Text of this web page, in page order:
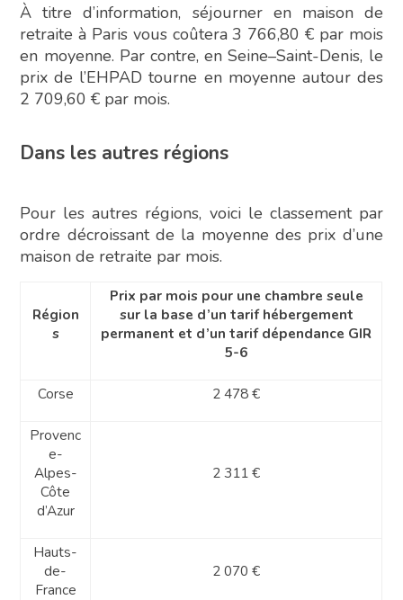
À titre d’information, séjourner en maison de
retraite à Paris vous coûtera 3 766,80 € par mois
en moyenne. Par contre, en Seine–Saint-Denis, le
prix de l’EHPAD tourne en moyenne autour des
2 709,60 € par mois.
Dans les autres régions
Pour les autres régions, voici le classement par
ordre décroissant de la moyenne des prix d’une
maison de retraite par mois.
Région
s
Prix par mois pour une chambre seule
sur la base d’un tarif hébergement
permanent et d’un tarif dépendance GIR
5-6
Corse 2 478 €
Provenc
e-
Alpes-
Côte
d’Azur
2 311 €
Hauts-
de-
France
2 070 €